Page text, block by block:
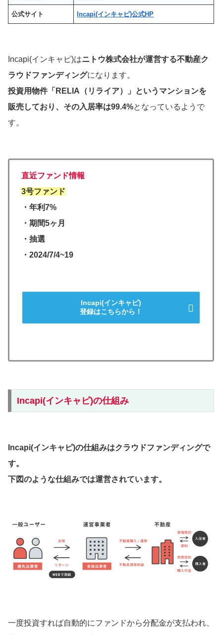
公式サイト Incapi(インキャピ)公式HP
Incapi(インキャピ)はニトウ株式会社が運営する不動産ク
ラウドファンディングになります。
投資用物件「RELIA（リライア）」というマンションを
販売しており、その入居率は99.4%となっているようで
す。
直近ファンド情報
3号ファンド
・年利7%
・期間5ヶ月
・抽選
・2024/7/4~19
Incapi(インキャピ)
登録はこちらから！
Incapi(インキャピ)の仕組み
Incapi(インキャピ)の仕組みはクラウドファンディングで
す。
下図のような仕組みでは運営されています。
一度投資すれば自動的にファンドから分配金が支払われ、